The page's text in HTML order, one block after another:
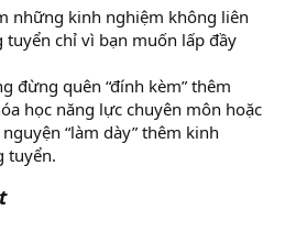
những kinh nghiệm không liên
chỉ vì bạn muốn lấp đầy
đừng quên “đính kèm” thêm
học năng lực chuyên môn hoặc
“làm dày” thêm kinh
tuyển.